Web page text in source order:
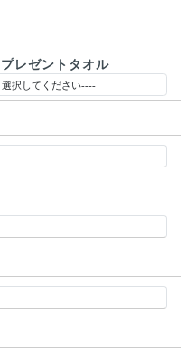
プレゼントタオル